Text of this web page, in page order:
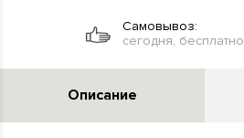
Самовывоз:
сегодня, бесплатно
Описание